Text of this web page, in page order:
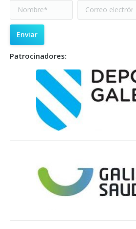
Nombre *
Correo electrónico
*
Enviar
Patrocinadores: